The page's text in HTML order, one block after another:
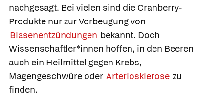
nachgesagt. Bei vielen sind die Cranberry-
Produkte nur zur Vorbeugung von
Blasenentzündungen bekannt. Doch
Wissenschaftler*innen hoffen, in den Beeren
auch ein Heilmittel gegen Krebs,
Magengeschwüre oder Arteriosklerose zu
finden.